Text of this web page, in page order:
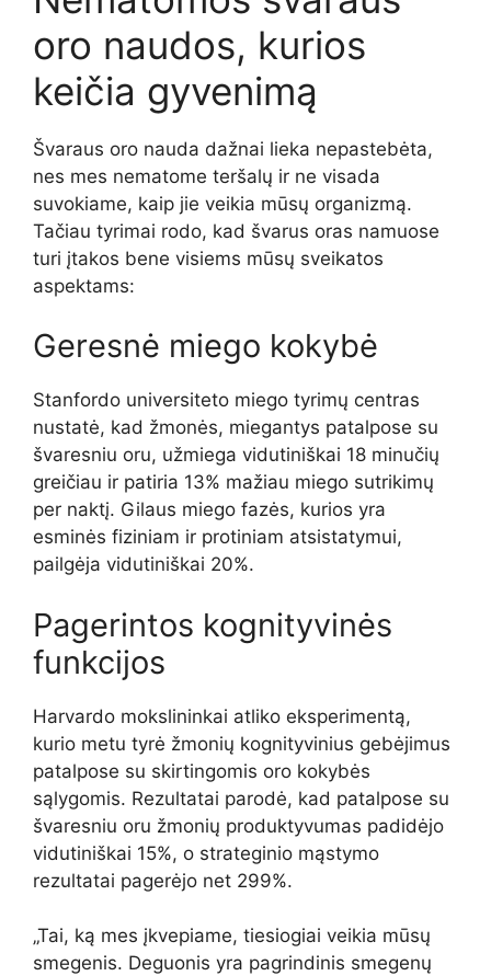
oro naudos, kurios
keičia gyvenimą
Švaraus oro nauda dažnai lieka nepastebėta,
nes mes nematome teršalų ir ne visada
suvokiame, kaip jie veikia mūsų organizmą.
Tačiau tyrimai rodo, kad švarus oras namuose
turi įtakos bene visiems mūsų sveikatos
aspektams:
Geresnė miego kokybė
Stanfordo universiteto miego tyrimų centras
nustatė, kad žmonės, miegantys patalpose su
švaresniu oru, užmiega vidutiniškai 18 minučių
greičiau ir patiria 13% mažiau miego sutrikimų
per naktį. Gilaus miego fazės, kurios yra
esminės fiziniam ir protiniam atsistatymui,
pailgėja vidutiniškai 20%.
Pagerintos kognityvinės
funkcijos
Harvardo mokslininkai atliko eksperimentą,
kurio metu tyrė žmonių kognityvinius gebėjimus
patalpose su skirtingomis oro kokybės
sąlygomis. Rezultatai parodė, kad patalpose su
švaresniu oru žmonių produktyvumas padidėjo
vidutiniškai 15%, o strateginio mąstymo
rezultatai pagerėjo net 299%.
„Tai, ką mes įkvepiame, tiesiogiai veikia mūsų
smegenis. Deguonis yra pagrindinis smegenų